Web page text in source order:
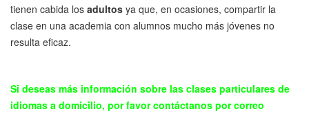
tienen cabida los adultos ya que, en ocasiones, compartir la
clase en una academia con alumnos mucho más jóvenes no
resulta eficaz.
Si deseas más información sobre las clases particulares de
idiomas a domicilio, por favor contáctanos por correo